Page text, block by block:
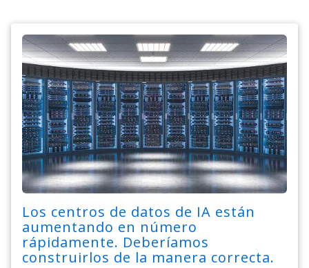
Los centros de datos de IA están
aumentando en número
rápidamente. Deberíamos
construirlos de la manera correcta.